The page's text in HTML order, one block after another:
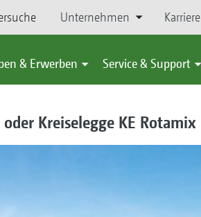
Unternehmen Karriere
& Erwerben Service & Support
Kreiselegge KE Rotamix